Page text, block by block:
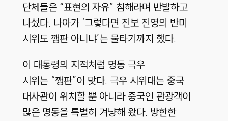
단체들은 “표현의 자유” 침해라며 반발하고
나섰다. 나아가 ‘그렇다면 진보 진영의 반미
시위도 깽판 아니냐’는 물타기까지 했다.
이 대통령의 지적처럼 명동 극우
시위는 “깽판”이 맞다. 극우 시위대는 중국
대사관이 위치할 뿐 아니라 중국인 관광객이
많은 명동을 특별히 겨냥해 왔다. 방한한